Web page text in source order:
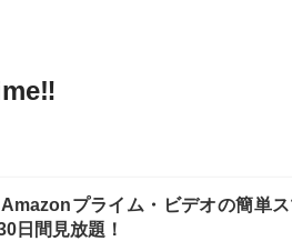
プライム・ビデオの簡単ス
日間見放題！